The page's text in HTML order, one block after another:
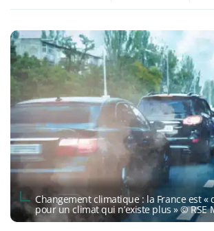
Changement climatique : la France est «
pour un climat qui n’existe plus » © RSE